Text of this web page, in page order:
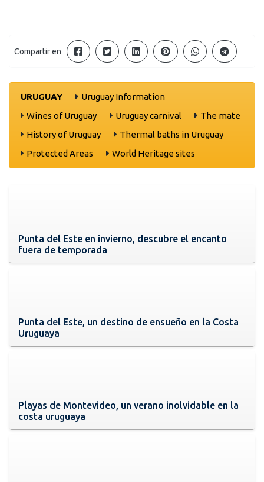
Compartir en
URUGUAY
Uruguay Information
Wines of Uruguay
Uruguay carnival
The mate
History of Uruguay
Thermal baths in Uruguay
Protected Areas
World Heritage sites
Punta del Este en invierno, descubre el encanto
fuera de temporada
Punta del Este, un destino de ensueño en la Costa
Uruguaya
Playas de Montevideo, un verano inolvidable en la
costa uruguaya